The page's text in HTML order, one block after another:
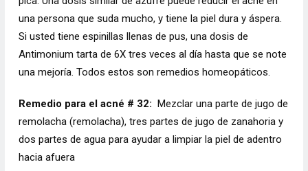
una persona que suda mucho, y tiene la piel dura y áspera.
Si usted tiene espinillas llenas de pus, una dosis de
Antimonium tarta de 6X tres veces al día hasta que se note
una mejoría. Todos estos son remedios homeopáticos.
Remedio para el acné # 32: Mezclar una parte de jugo de
remolacha (remolacha), tres partes de jugo de zanahoria y
dos partes de agua para ayudar a limpiar la piel de adentro
hacia afuera